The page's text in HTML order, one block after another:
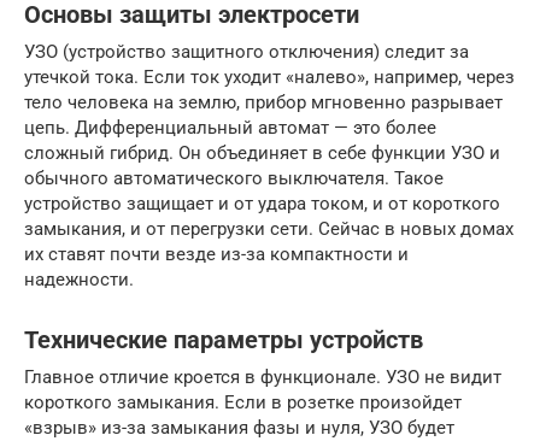
Основы защиты электросети
УЗО (устройство защитного отключения) следит за
утечкой тока. Если ток уходит «налево», например, через
тело человека на землю, прибор мгновенно разрывает
цепь. Дифференциальный автомат — это более
сложный гибрид. Он объединяет в себе функции УЗО и
обычного автоматического выключателя. Такое
устройство защищает и от удара током, и от короткого
замыкания, и от перегрузки сети. Сейчас в новых домах
их ставят почти везде из-за компактности и
надежности.
Технические параметры устройств
Главное отличие кроется в функционале. УЗО не видит
короткого замыкания. Если в розетке произойдет
«взрыв» из-за замыкания фазы и нуля, УЗО будет